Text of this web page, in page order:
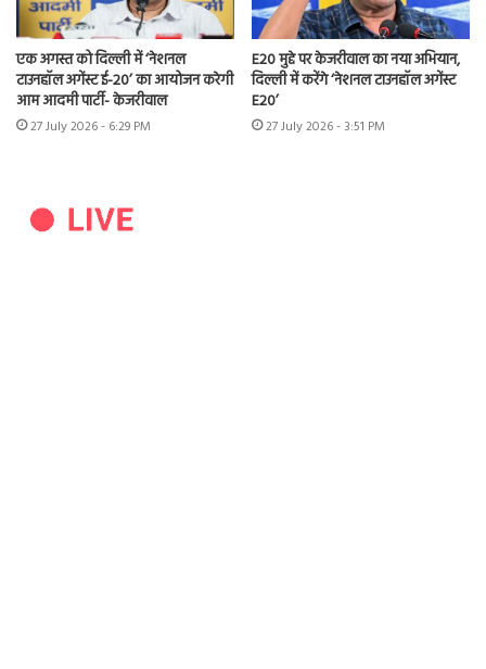
एक अगस्त को दिल्ली में ‘नेशनल
टाउनहॉल अगेंस्ट ई-20’ का आयोजन करेगी
आम आदमी पार्टी- केजरीवाल
27 July 2026 - 6:29 PM
E20 मुद्दे पर केजरीवाल का नया अभियान,
दिल्ली में करेंगे ‘नेशनल टाउनहॉल अगेंस्ट
E20’
27 July 2026 - 3:51 PM